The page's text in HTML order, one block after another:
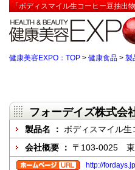
「ボディスマイル生コーヒー豆抽出
健康美容EXPO：TOP > 健康食品 > 製
フォーデイズ株式会
製品名 ： ボディスマイル
会社概要 ： 〒103-0025 東
http://